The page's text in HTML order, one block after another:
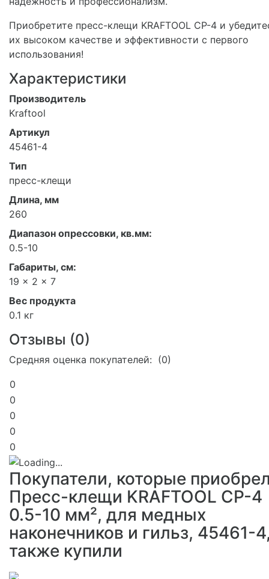
Приобретите пресс-клещи KRAFTOOL CP-4 и
их высоком качестве и эффективности с первого
использования!
Характеристики
Производитель
Kraftool
Артикул
45461-4
Тип
пресс-клещи
Длина, мм
260
Диапазон опрессовки, кв.мм:
0.5-10
Габариты, см:
19 x 2 x 7
Вес продукта
0.1 кг
Отзывы (0)
Средняя оценка покупателей: (0)
0
0
0
0
0
Покупатели, которые
Пресс-клещи KRAFTOOL CP-4
0.5-10 мм², для медных
наконечников и гильз, 45461-
также купили